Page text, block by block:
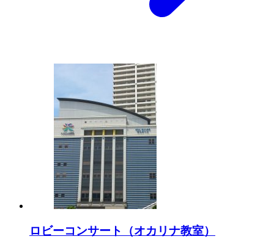
ロビーコンサート（オカリナ教室）